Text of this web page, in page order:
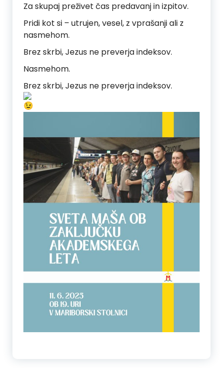
Za skupaj preživet čas predavanj in izpitov.
Pridi kot si – utrujen, vesel, z vprašanji ali z
nasmehom.
Brez skrbi, Jezus ne preverja indeksov.
Nasmehom.
Brez skrbi, Jezus ne preverja indeksov.